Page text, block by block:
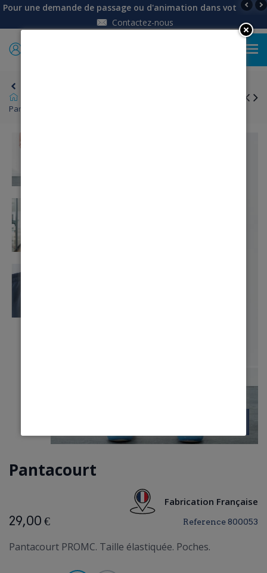
Pour une demande de passage ou d'animation dans votre
Contactez-nous
Pantacourt
Pantacourt
Fabrication Française
Reference 800053
29,00 €
Pantacourt PROMC. Taille élastiquée. Poches.